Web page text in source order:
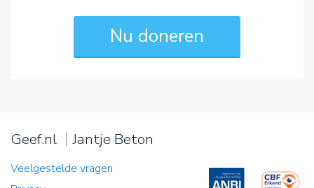
Geef.nl Jantje Beton
Veelgestelde vragen